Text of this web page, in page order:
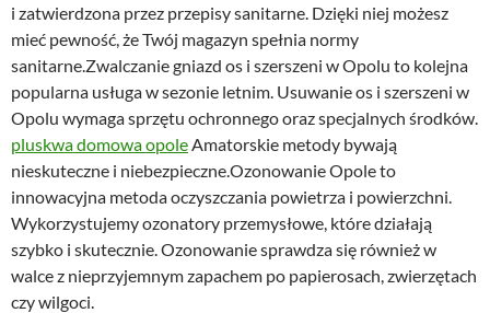
i zatwierdzona przez przepisy sanitarne. Dzięki niej możesz
mieć pewność, że Twój magazyn spełnia normy
sanitarne.Zwalczanie gniazd os i szerszeni w Opolu to kolejna
popularna usługa w sezonie letnim. Usuwanie os i szerszeni w
Opolu wymaga sprzętu ochronnego oraz specjalnych środków.
pluskwa domowa opoleAmatorskie metody bywają
nieskuteczne i niebezpieczne.Ozonowanie Opole to
innowacyjna metoda oczyszczania powietrza i powierzchni.
Wykorzystujemy ozonatory przemysłowe, które działają
szybko i skutecznie. Ozonowanie sprawdza się również w
walce z nieprzyjemnym zapachem po papierosach, zwierzętach
czy wilgoci.